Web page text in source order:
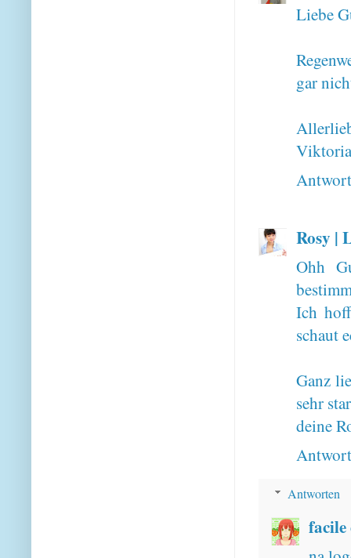
Liebe
gar
Viktoria
Rosy |
Ohh
Ich
schaut
Ganz
sehr
deine
Antworten
facile